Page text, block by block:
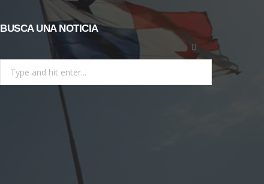
BUSCA UNA NOTICIA
for: